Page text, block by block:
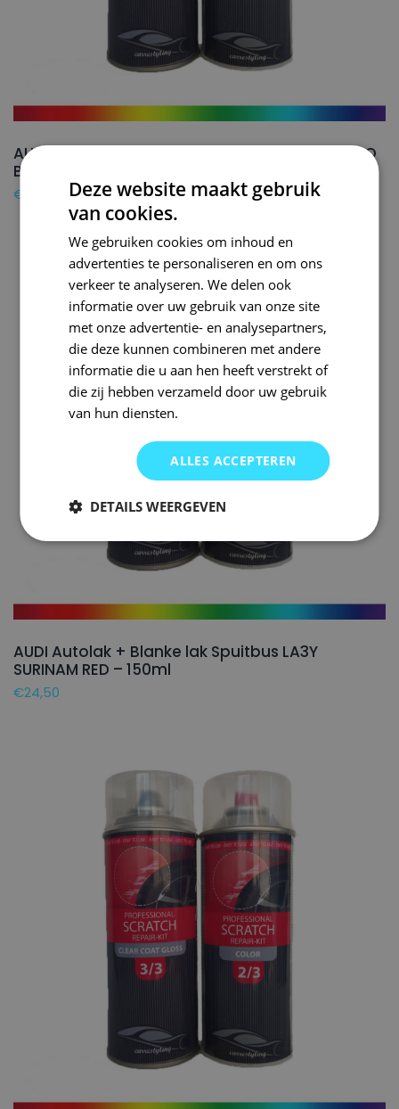
AUDI Autolak + Blanke lak Spuitbus LE1M MEXICO
BEIGE – 150ml
€
AUDI Autolak + Blanke lak Spuitbus LA3Y
SURINAM RED – 150ml
€24,50
Deze website maakt gebruik
van cookies.
We gebruiken cookies om inhoud en
advertenties te personaliseren en om ons
verkeer te analyseren. We delen ook
informatie over uw gebruik van onze site
met onze advertentie- en analysepartners,
die deze kunnen combineren met andere
informatie die u aan hen heeft verstrekt of
die zij hebben verzameld door uw gebruik
van hun diensten.
ALLES ACCEPTEREN
DETAILS WEERGEVEN